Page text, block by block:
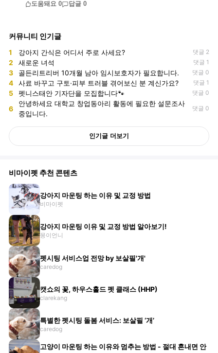
도움돼요 0 답글 0
커뮤니티 인기글
1 강아지 간식은 어디서 주로 사세요? 댓글 2
2 새로운 녀석 댓글 1
3 골든리트리버 10개월 남아 임시보호자가 필요합니다. 댓글 0
4 사료 바꾸고 구토·피부 트러블 겪어보신 분 계신가요? 댓글 1
5 펫니스태안 기자단을 모집합니다🐾 댓글 0
6
안녕하세요 대학교 창업동아리 활동에 필요한 설문조사
중입니다.
댓글 0
인기글 더보기
비마이펫 추천 콘텐츠
강아지 마운팅 하는 이유 및 교정 방법
비마이펫
강아지 마운팅 이유 및 교정 방법 알아보기!
몽이언니
펫시팅 서비스업 전망 by 보살필'개'
caredog
캣쇼의 꽃, 하우스홀드 펫 클래스 (HHP)
clarekang
특별한 펫시팅 돌봄 서비스: 보살필 ‘개’
caredog
고양이 마운팅 하는 이유와 멈추는 방법 - 절대 혼내면 안